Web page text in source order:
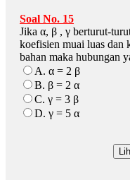
Soal No. 15
Jika α, β , γ berturut-
koefisien muai luas dan
bahan maka hubungan
A. α = 2 β
B. β = 2 α
C. γ = 3 β
D. γ = 5 α